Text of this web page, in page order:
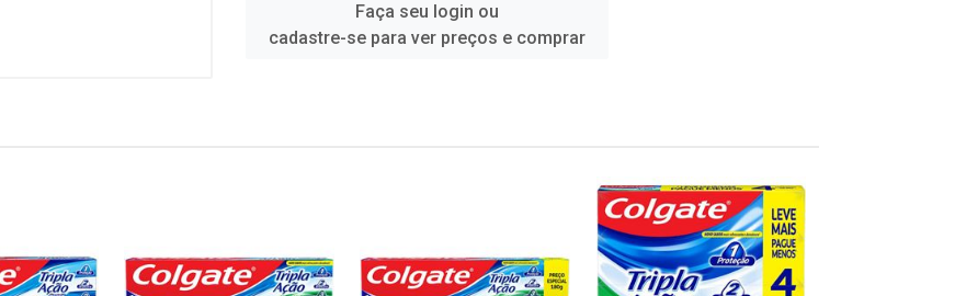
Faça seu login ou
cadastre-se para ver preços e comprar